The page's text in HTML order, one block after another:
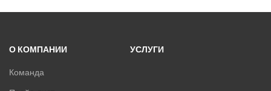
О КОМПАНИИ
Команда
УСЛУГИ